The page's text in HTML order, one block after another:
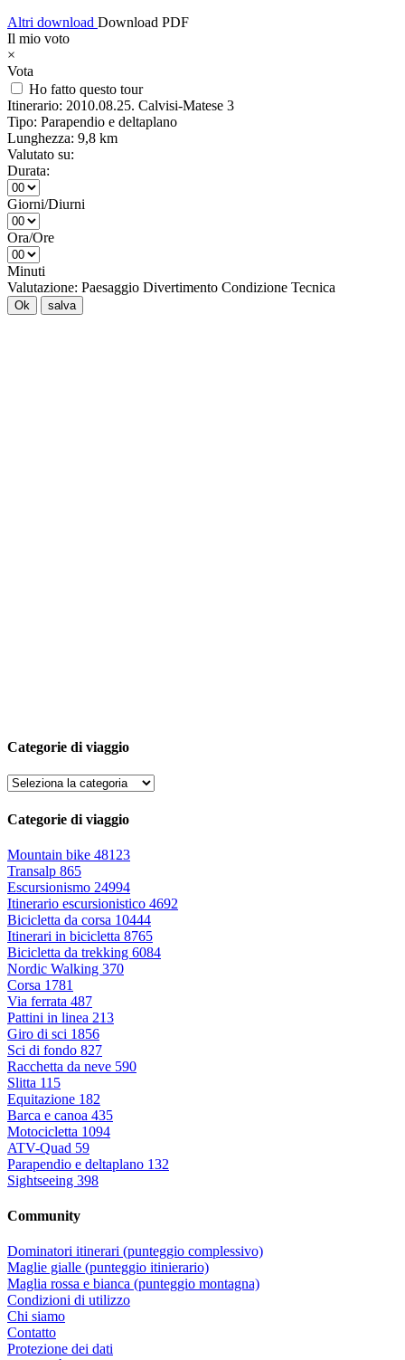
Altri download Download PDF
Il mio voto
×
Vota
Ho fatto questo tour
Itinerario: 2010.08.25. Calvisi-Matese 3
Tipo: Parapendio e deltaplano
Lunghezza: 9,8 km
Valutato su:
Durata:
Giorni/Diurni
Ora/Ore
Minuti
Valutazione: Paesaggio Divertimento Condizione Tecnica
Ok salva
Categorie di viaggio
Categorie di viaggio
Mountain bike 48123
Transalp 865
Escursionismo 24994
Itinerario escursionistico 4692
Bicicletta da corsa 10444
Itinerari in bicicletta 8765
Bicicletta da trekking 6084
Nordic Walking 370
Corsa 1781
Via ferrata 487
Pattini in linea 213
Giro di sci 1856
Sci di fondo 827
Racchetta da neve 590
Slitta 115
Equitazione 182
Barca e canoa 435
Motocicletta 1094
ATV-Quad 59
Parapendio e deltaplano 132
Sightseeing 398
Community
Dominatori itinerari (punteggio complessivo)
Maglie gialle (punteggio itinierario)
Maglia rossa e bianca (punteggio montagna)
Condizioni di utilizzo
Chi siamo
Contatto
Protezione dei dati